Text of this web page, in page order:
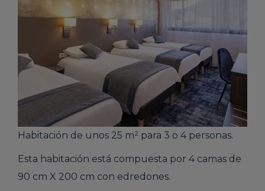
Habitación de unos 25 m² para 3 o 4 personas.
Esta habitación está compuesta por 4 camas de
90 cm X 200 cm con edredones.